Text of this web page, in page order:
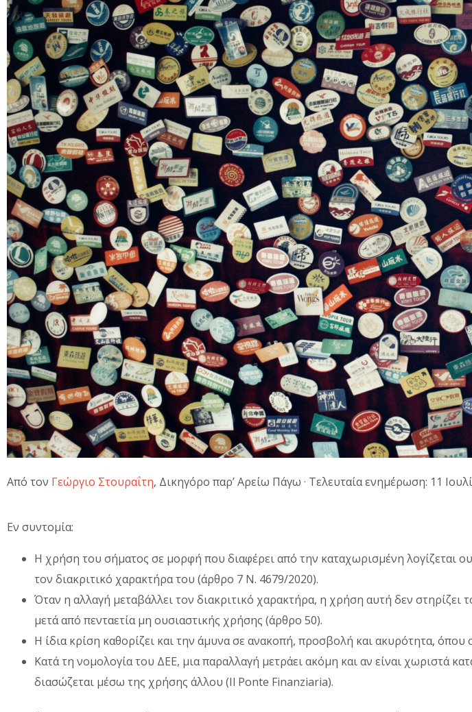
Από τον Γεώργιο Στουραΐτη, Δικηγόρο παρ’ Αρείω Πάγω · Τελευταία ενημέρωση: 11
Εν συντομία:
Η χρήση του σήματος σε μορφή που διαφέρει από την καταχωρισμένη λογίζεται
τον διακριτικό χαρακτήρα του (άρθρο 7 Ν. 4679/2020).
Όταν η αλλαγή μεταβάλλει τον διακριτικό χαρακτήρα, η χρήση αυτή δεν
μετά από πενταετία μη ουσιαστικής χρήσης (άρθρο 50).
Η ίδια κρίση καθορίζει και την άμυνα σε ανακοπή, προσβολή και ακυρότητα,
Κατά τη νομολογία του ΔΕΕ, μια παραλλαγή μετράει ακόμη και αν είναι χωριστά
διασώζεται μέσω της χρήσης άλλου (Il Ponte Finanziaria).